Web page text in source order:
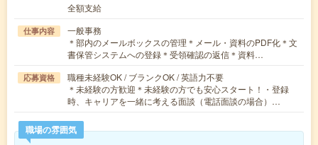
全額支給
仕事内容
一般事務
＊部内のメールボックスの管理＊メール・資料のPDF化＊文
書保管システムへの登録＊受領確認の返信＊資料…
応募資格
職種未経験OK / ブランクOK / 英語力不要
＊未経験の方歓迎＊未経験の方でも安心スタート！・登録
時、キャリアを一緒に考える面談（電話面談の場合）…
職場の雰囲気